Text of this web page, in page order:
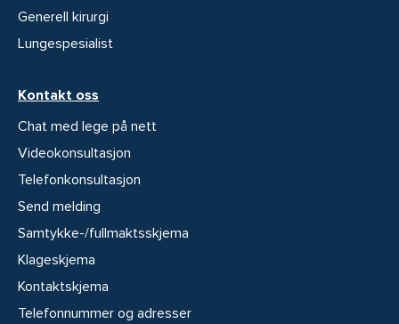
Generell kirurgi
Lungespesialist
Kontakt oss
Chat med lege på nett
Videokonsultasjon
Telefonkonsultasjon
Send melding
Samtykke-/fullmaktsskjema
Klageskjema
Kontaktskjema
Telefonnummer og adresser